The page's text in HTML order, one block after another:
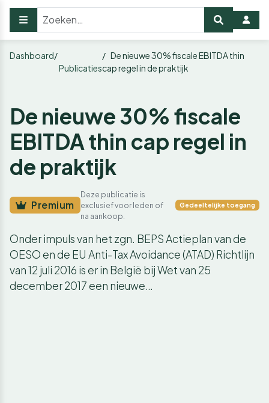
Dashboard
Publicaties
De nieuwe 30% fiscale EBITDA thin
cap regel in de praktijk
De nieuwe 30% fiscale
EBITDA thin cap regel in
de praktijk
Premium
Deze publicatie is
exclusief voor leden of
na aankoop.
Gedeeltelijke toegang
Onder impuls van het zgn. BEPS Actieplan van de
OESO en de EU Anti-Tax Avoidance (ATAD) Richtlijn
van 12 juli 2016 is er in België bij Wet van 25
december 2017 een nieuwe…